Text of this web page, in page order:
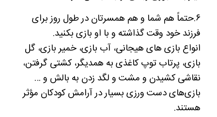
۶.حتماً هم شما و هم همسرتان در طول روز برای
فرزند خود وقت گذاشته و با او بازی بکنید.
انواع بازی های هیجانی، آب بازی، خمیر بازی، گل
بازی، پرتاب توپ کاغذی به همدیگر، کشتی گرفتن،
نقاشی کشیدن و مشت و لگد زدن به بالش و …
بازی‌های دست ورزی بسیار در آرامش کودکان مؤثر
هستند.